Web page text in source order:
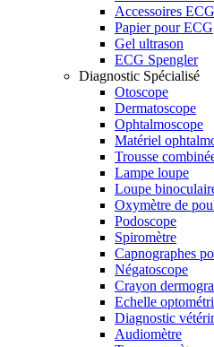
Accessoires ECG
Papier pour ECG
Gel ultrason
ECG Spengler
Diagnostic Spécialisé
Otoscope
Dermatoscope
Ophtalmoscope
Matériel
Trousse
Lampe loupe
Loupe
Oxymètre de
Podoscope
Spiromètre
Capnographes
Négatoscope
Crayon
Echelle
Diagnostic
Audiomètre